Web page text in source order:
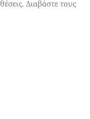
Διαβάστε τους